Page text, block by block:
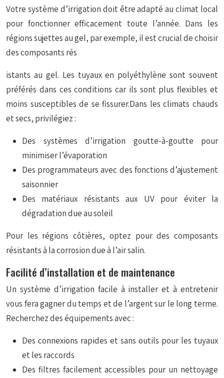
Votre système d’irrigation doit être adapté au climat local
pour fonctionner efficacement toute l’année. Dans les
régions sujettes au gel, par exemple, il est crucial de choisir
des composants rés
istants au gel. Les tuyaux en polyéthylène sont souvent
préférés dans ces conditions car ils sont plus flexibles et
moins susceptibles de se fissurer.Dans les climats chauds
et secs, privilégiez :
Des systèmes d’irrigation goutte-à-goutte pour
minimiser l’évaporation
Des programmateurs avec des fonctions d’ajustement
saisonnier
Des matériaux résistants aux UV pour éviter la
dégradation due au soleil
Pour les régions côtières, optez pour des composants
résistants à la corrosion due à l’air salin.
Facilité d’installation et de maintenance
Un système d’irrigation facile à installer et à entretenir
vous fera gagner du temps et de l’argent sur le long terme.
Recherchez des équipements avec :
Des connexions rapides et sans outils pour les tuyaux
et les raccords
Des filtres facilement accessibles pour un nettoyage